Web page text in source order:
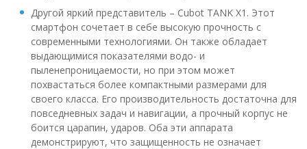
Другой яркий представитель – Cubot TANK X1. Этот
смартфон сочетает в себе высокую прочность с
современными технологиями. Он также обладает
выдающимися показателями водо- и
пыленепроницаемости, но при этом может
похвастаться более компактными размерами для
своего класса. Его производительность достаточна для
повседневных задач и навигации, а прочный корпус не
боится царапин, ударов. Оба эти аппарата
демонстрируют, что защищенность не означает